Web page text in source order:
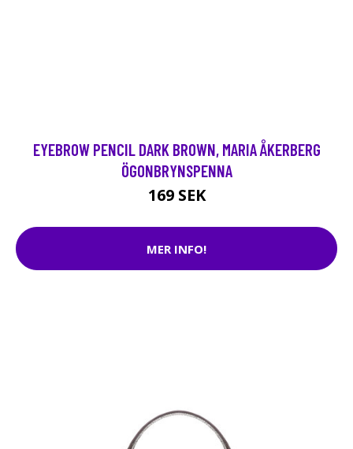
EYEBROW PENCIL DARK BROWN, MARIA ÅKERBERG
ÖGONBRYNSPENNA
169 SEK
MER INFO!